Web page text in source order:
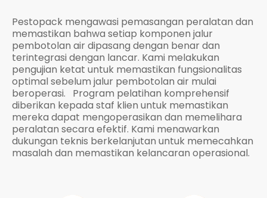
Pestopack mengawasi pemasangan peralatan dan
memastikan bahwa setiap komponen jalur
pembotolan air dipasang dengan benar dan
terintegrasi dengan lancar. Kami melakukan
pengujian ketat untuk memastikan fungsionalitas
optimal sebelum jalur pembotolan air mulai
beroperasi.
Program pelatihan komprehensif
diberikan kepada staf klien untuk memastikan
mereka dapat mengoperasikan dan memelihara
peralatan secara efektif. Kami menawarkan
dukungan teknis berkelanjutan untuk memecahkan
masalah dan memastikan kelancaran operasional.